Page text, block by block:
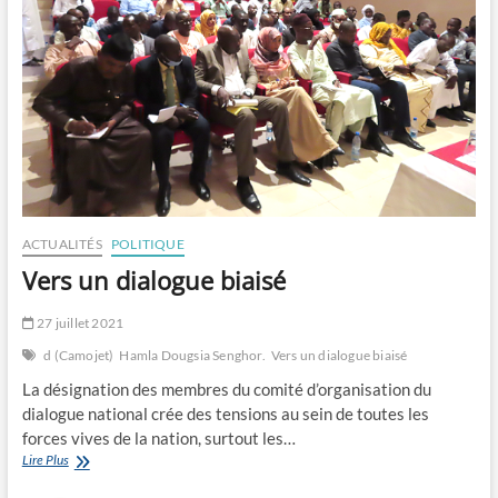
ACTUALITÉS POLITIQUE
Vers un dialogue biaisé
27 juillet 2021
d (Camojet) Hamla Dougsia Senghor. Vers un dialogue biaisé
La désignation des membres du comité d’organisation du
dialogue national crée des tensions au sein de toutes les
forces vives de la nation, surtout les…
Lire PlusVers